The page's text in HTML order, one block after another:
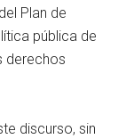
Plan de
pública de
derechos
discurso, sin